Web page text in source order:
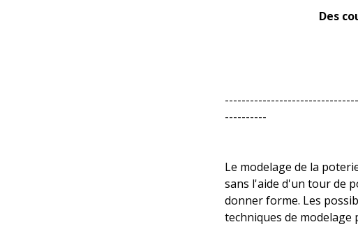
Des
----------
Le modelage de la
sans l'aide d'un tour de
donner forme. Les
techniques de modelage